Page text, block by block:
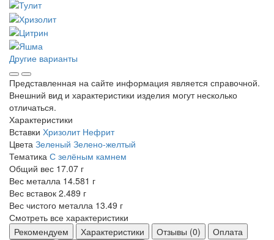
Другие варианты
Представленная на сайте информация является справочной.
Внешний вид и характеристики изделия могут несколько
отличаться.
Характеристики
Вставки Хризолит Нефрит
Цвета Зеленый Зелено-желтый
Тематика С зелёным камнем
Общий вес 17.07 г
Вес металла 14.581 г
Вес вставок 2.489 г
Вес чистого металла 13.49 г
Смотреть все характеристики
Рекомендуем
Характеристики Отзывы (0)
Оплата